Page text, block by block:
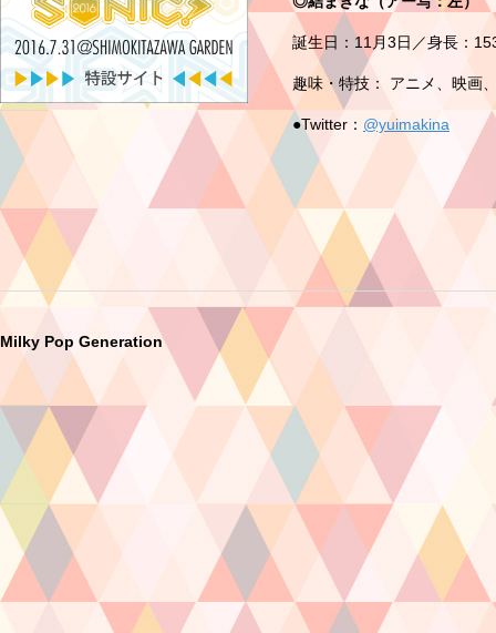
誕生日：11月3日／身長：
趣味・特技： アニメ、映画
●Twitter： @yuimakina
Milky Pop Generation